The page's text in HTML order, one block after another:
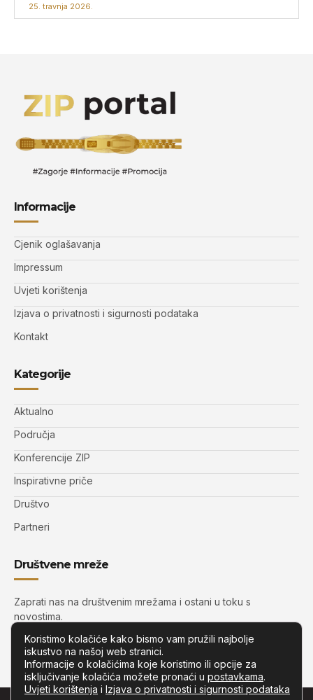
25. travnja 2026.
Informacije
Cjenik oglašavanja
Impressum
Uvjeti korištenja
Izjava o privatnosti i sigurnosti podataka
Kontakt
Kategorije
Aktualno
Područja
Konferencije ZIP
Inspirativne priče
Društvo
Partneri
Društvene mreže
Zaprati nas na društvenim mrežama i ostani u toku s
novostima.
Koristimo kolačiće kako bismo vam pružili najbolje
iskustvo na našoj web stranici.
Informacije o kolačićima koje koristimo ili opcije za
isključivanje kolačića možete pronaći u postavkama.
Uvjeti korištenja i Izjava o privatnosti i sigurnosti podataka